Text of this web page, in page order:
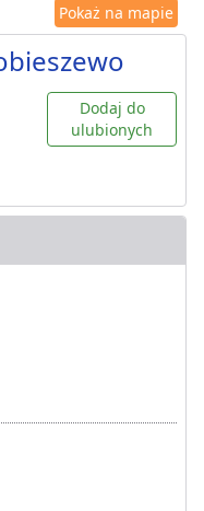
Pokaż na mapie
Dodaj do
ulubionych